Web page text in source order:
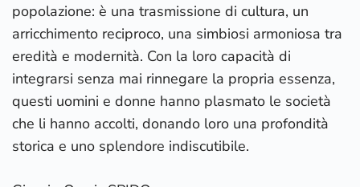
popolazione: è una trasmissione di cultura, un
arricchimento reciproco, una simbiosi armoniosa tra
eredità e modernità. Con la loro capacità di
integrarsi senza mai rinnegare la propria essenza,
questi uomini e donne hanno plasmato le società
che li hanno accolti, donando loro una profondità
storica e uno splendore indiscutibile.